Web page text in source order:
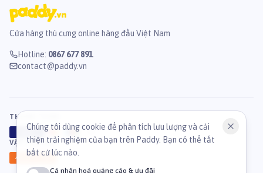
Cửa hàng thú cưng online hàng đầu Việt Nam
Hotline: 0867 677 891
contact@paddy.vn
THANH TOÁN
B
VẬN CHUYỂN
Ahamove
Chúng tôi dùng cookie để phân tích lưu lượng và cải
thiện trải nghiệm của bạn trên Paddy. Bạn có thể tắt
bất cứ lúc nào.
Cá nhân hoá quảng cáo & ưu đãi